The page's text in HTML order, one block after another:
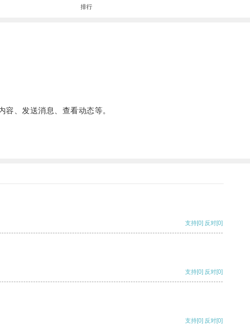
排行
、发送消息、查看动态等。
支持[0] 反对[0]
支持[0] 反对[0]
支持[0] 反对[0]